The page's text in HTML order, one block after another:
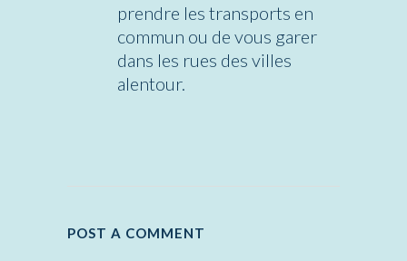
prendre les transports en
commun ou de vous garer
dans les rues des villes
alentour.
POST A COMMENT